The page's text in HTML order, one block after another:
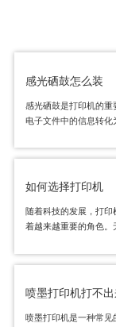
感光硒鼓怎么装
感光硒鼓是打印机的
电子文件中的信息转化
性，正确安装感光硒
如何选择打印机
随着科技的发展，打
着越来越重要的角色。
一。但是，在市面上
喷墨打印机打不
喷墨打印机是一种常见